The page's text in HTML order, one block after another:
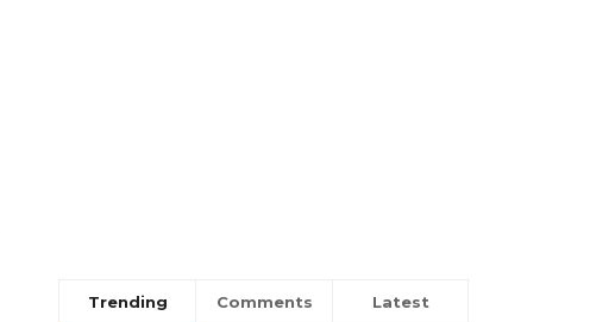
Trending Comments Latest